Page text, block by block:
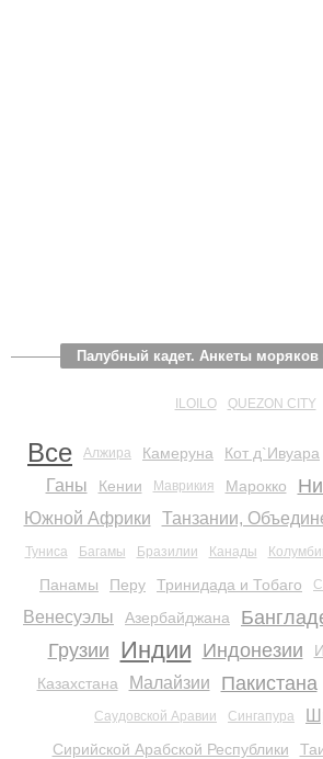
Палубный кадет. Анкеты
ILOILO QUEZON CITY
Все Алжира Камеруна Кот д`Ивуара
Ганы Кении Маврикия Марокко
Южной Африки Танзании,
Туниса Багамы Бразилии Канады
Панамы Перу Тринидада и Тобаго
Венесуэлы Азербайджана
Грузии Индии Индонезии
Казахстана
Малайзии Пакистана
Саудовской Аравии Сингапура
Сирийской Арабской Республики